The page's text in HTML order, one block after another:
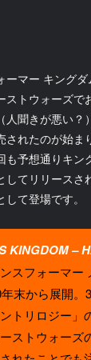
マー キング
ストウォーズで
人聞きが悪い？
されたのが始
も予想通りキン
してリリースさ
て登場です。
KINGDOM –
スフォーマー
末から展開。
トリロジー」
ストウォーズ